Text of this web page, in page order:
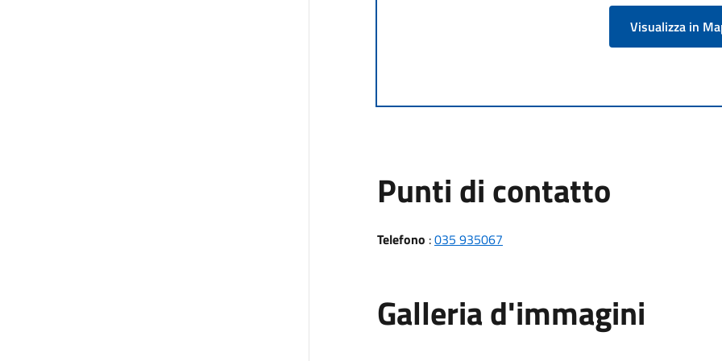
Visualizza in
Punti di contatto
Telefono :035 935067
Galleria d'immagini